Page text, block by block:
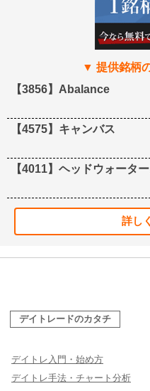
【3856】Abalance
【4575】キャンバス
【4011】ヘッドウォータ
詳し
デイトレードのカタチ
デイトレ入門・始め方
デイトレ手法・チャート分析